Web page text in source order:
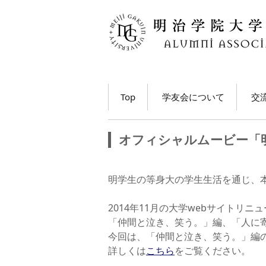
テ
ン
ツ
移
Top 学友会について
学長・学友会会長メッ
セージ
学友会の活動とは？
学友会員について
学友会費および納入方
法
交
各
ト
大
オフィシャルムービー「
明学生の等身大の学生生活を通じ、
2014年11月の大学webサイトリニュ
「仲間と泣き、笑う。」編、「人
今回は、「仲間と泣き、笑う。」編
詳しくはこちらをご覧ください。